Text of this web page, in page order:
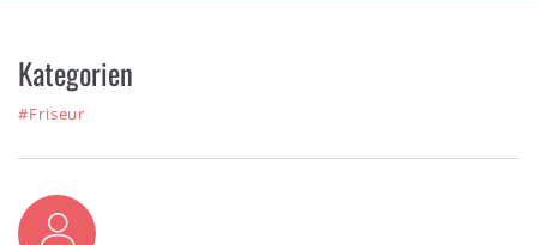
Kategorien
#Friseur
Autor